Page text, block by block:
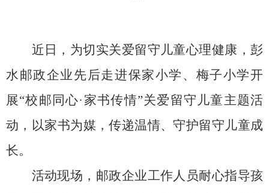
近日，为切实关爱留守儿童心理健康，彭
水邮政企业先后走进保家小学、梅子小学开
展“校邮同心·家书传情”关爱留守儿童主题活
动，以家书为媒，传递温情、守护留守儿童成
长。
活动现场，邮政企业工作人员耐心指导孩